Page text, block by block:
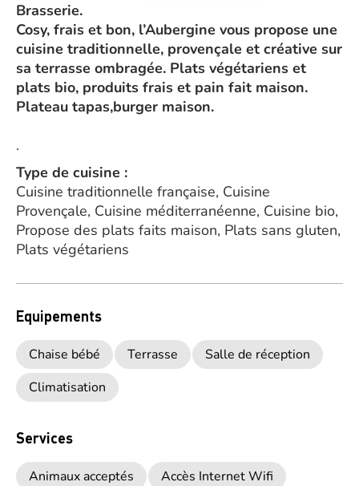
Brasserie.
Cosy, frais et bon, l’Aubergine vous propose une
cuisine traditionnelle, provençale et créative sur
sa terrasse ombragée. Plats végétariens et
plats bio, produits frais et pain fait maison.
Plateau tapas,burger maison.
.
Type de cuisine :
Cuisine traditionnelle française, Cuisine
Provençale, Cuisine méditerranéenne, Cuisine bio,
Propose des plats faits maison, Plats sans gluten,
Plats végétariens
Equipements
Chaise bébé Terrasse
Salle de réception
Climatisation
Services
Animaux acceptés
Accès Internet Wifi